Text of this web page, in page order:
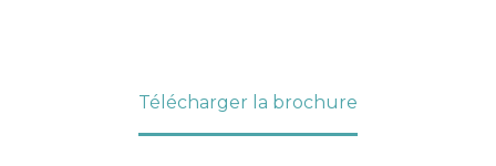
Télécharger la brochure